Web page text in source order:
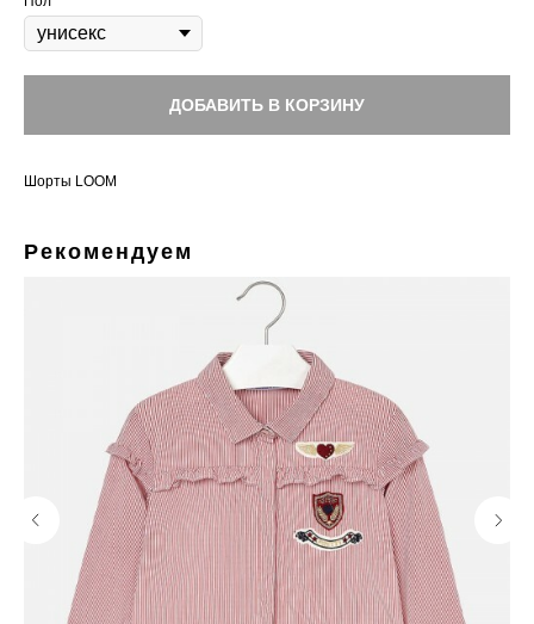
ДОБАВИТЬ В КОРЗИНУ
Шорты LOOM
Рекомендуем